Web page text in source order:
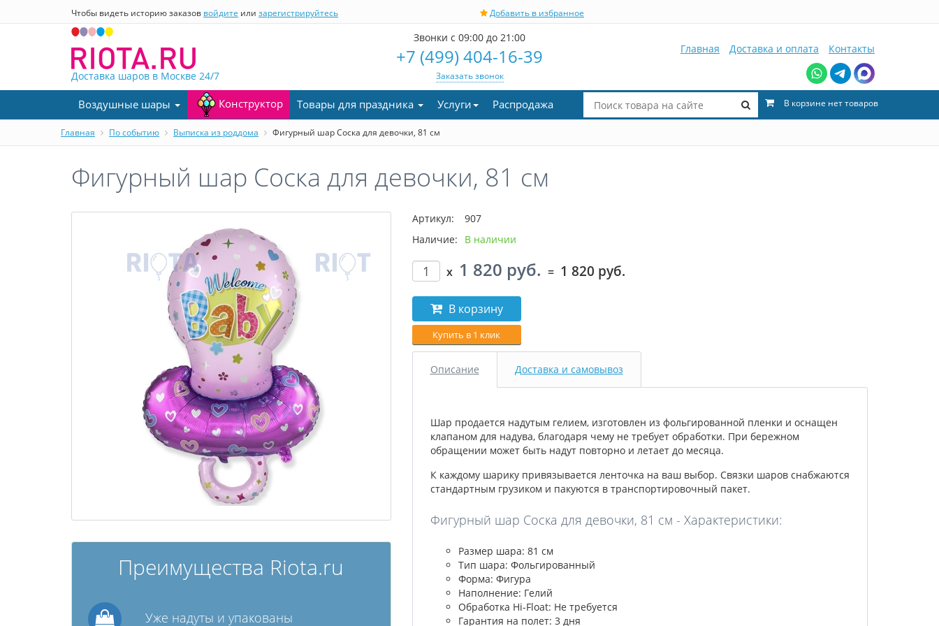
Чтобы видеть историю заказов войдите или зарегистрируйтесь Добавить в избранное
Доставка шаров в Москве 24/7
Звонки с 09:00 до 21:00
+7 (499) 404-16-39
Заказать звонок
Главная Доставка и оплата Контакты
В корзине нет товаров
Воздушные шары Конструктор Товары для праздника Услуги Распродажа
Главная По событию Выписка из роддома Фигурный шар Соска для девочки, 81 см
Фигурный шар Соска для девочки, 81 см
Преимущества Riota.ru
Уже надуты и упакованы
Артикул:
907
Наличие:
В наличии
x 1 820 руб. = 1 820 руб.
В корзину
Купить в 1 клик
Описание Доставка и самовывоз
Шар продается надутым гелием, изготовлен из фольгированной пленки и оснащен
клапаном для надува, благодаря чему не требует обработки. При бережном
обращении может быть надут повторно и летает до месяца.
К каждому шарику привязывается ленточка на ваш выбор. Связки шаров снабжаются
стандартным грузиком и пакуются в транспортировочный пакет.
Фигурный шар Соска для девочки, 81 см - Характеристики:
Размер шара: 81 см
Тип шара: Фольгированный
Форма: Фигура
Наполнение: Гелий
Обработка Hi-Float: Не требуется
Гарантия на полет: 3 дня